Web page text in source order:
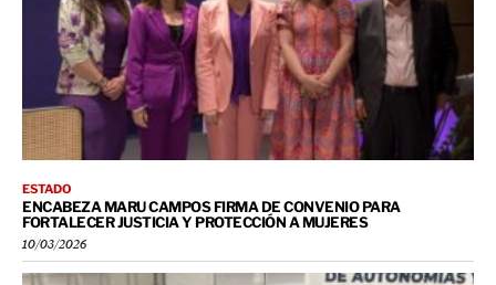
ESTADO
ENCABEZA MARU CAMPOS FIRMA DE CONVENIO PARA
FORTALECER JUSTICIA Y PROTECCIÓN A MUJERES
10/03/2026